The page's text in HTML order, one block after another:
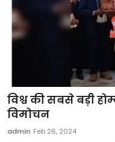
विश्व की सबसे बड़ी
विमोचन
admin Feb 26, 2024